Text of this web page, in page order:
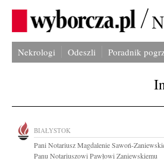
Nekrologi Odeszli Poradnik
BIAŁYSTOK
Pani Notariusz Magdalenie Sawoń-
Panu Notariuszowi Pawłowi Zaniewskiemu